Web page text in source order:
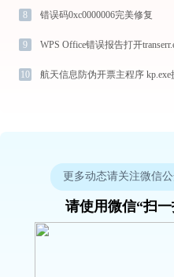
8 错误码0xc0000006完美修复
9
10
更多动态请关注微信
请使用微信“扫